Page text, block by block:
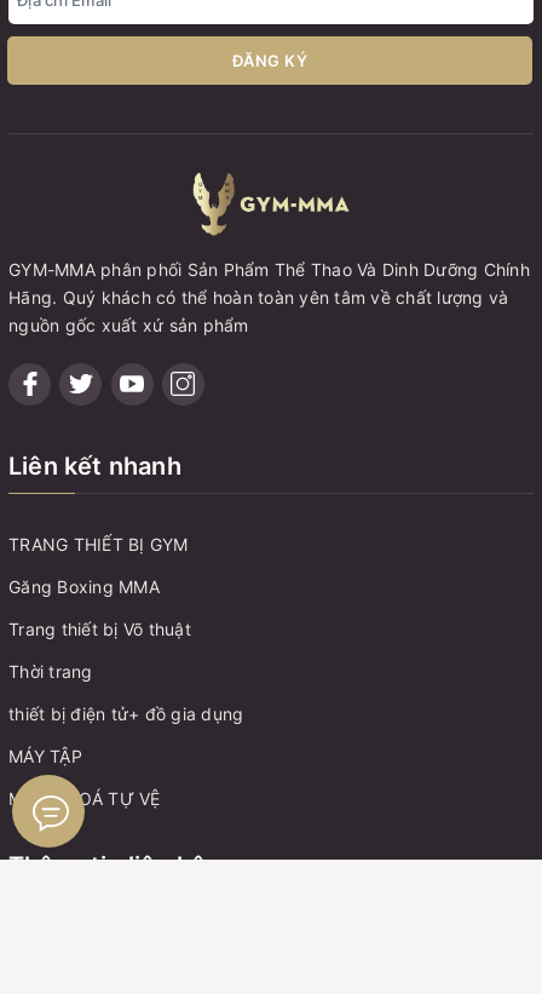
ĐĂNG KÝ
GYM-MMA phân phối Sản Phẩm Thể Thao Và Dinh Dưỡng Chính
Hãng. Quý khách có thể hoàn toàn yên tâm về chất lượng và
nguồn gốc xuất xứ sản phẩm
Liên kết nhanh
TRANG THIẾT BỊ GYM
Găng Boxing MMA
Trang thiết bị Võ thuật
Thời trang
thiết bị điện tử+ đồ gia dụng
MÁY TẬP
MÓC KHOÁ TỰ VỆ
Thông tin liên hệ